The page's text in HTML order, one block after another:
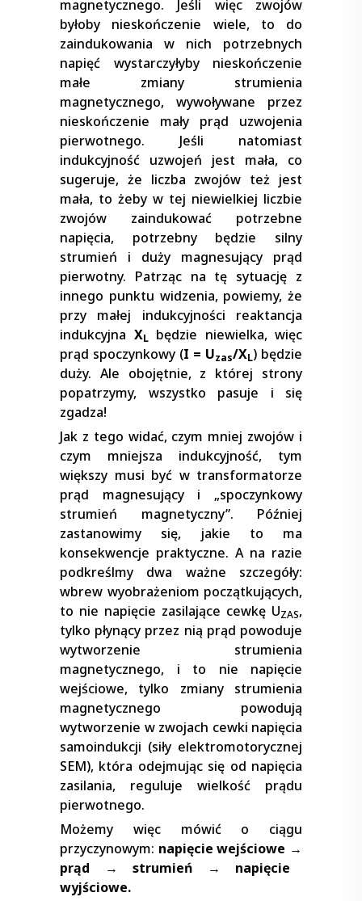
magnetycznego. Jeśli więc zwojów
byłoby nieskończenie wiele, to do
zaindukowania w nich potrzebnych
napięć wystarczyłyby nieskończenie
małe zmiany strumienia
magnetycznego, wywoływane przez
nieskończenie mały prąd uzwojenia
pierwotnego. Jeśli natomiast
indukcyjność uzwojeń jest mała, co
sugeruje, że liczba zwojów też jest
mała, to żeby w tej niewielkiej liczbie
zwojów zaindukować potrzebne
napięcia, potrzebny będzie silny
strumień i duży magnesujący prąd
pierwotny. Patrząc na tę sytuację z
innego punktu widzenia, powiemy, że
przy małej indukcyjności reaktancja
indukcyjna XL
będzie niewielka, więc
prąd spoczynkowy (I = Uzas/XL) będzie
duży. Ale obojętnie, z której strony
popatrzymy, wszystko pasuje i się
zgadza!
Jak z tego widać, czym mniej zwojów i
czym mniejsza indukcyjność, tym
większy musi być w transformatorze
prąd magnesujący i „spoczynkowy
strumień magnetyczny”. Później
zastanowimy się, jakie to ma
konsekwencje praktyczne. A na razie
podkreślmy dwa ważne szczegóły:
wbrew wyobrażeniom początkujących,
to nie napięcie zasilające cewkę UZAS,
tylko płynący przez nią prąd powoduje
wytworzenie strumienia
magnetycznego, i to nie napięcie
wejściowe, tylko zmiany strumienia
magnetycznego powodują
wytworzenie w zwojach cewki napięcia
samoindukcji (siły elektromotorycznej
SEM), która odejmując się od napięcia
zasilania, reguluje wielkość prądu
pierwotnego.
Możemy więc mówić o ciągu
przyczynowym: napięcie wejściowe →
prąd → strumień →
napięcie
wyjściowe.